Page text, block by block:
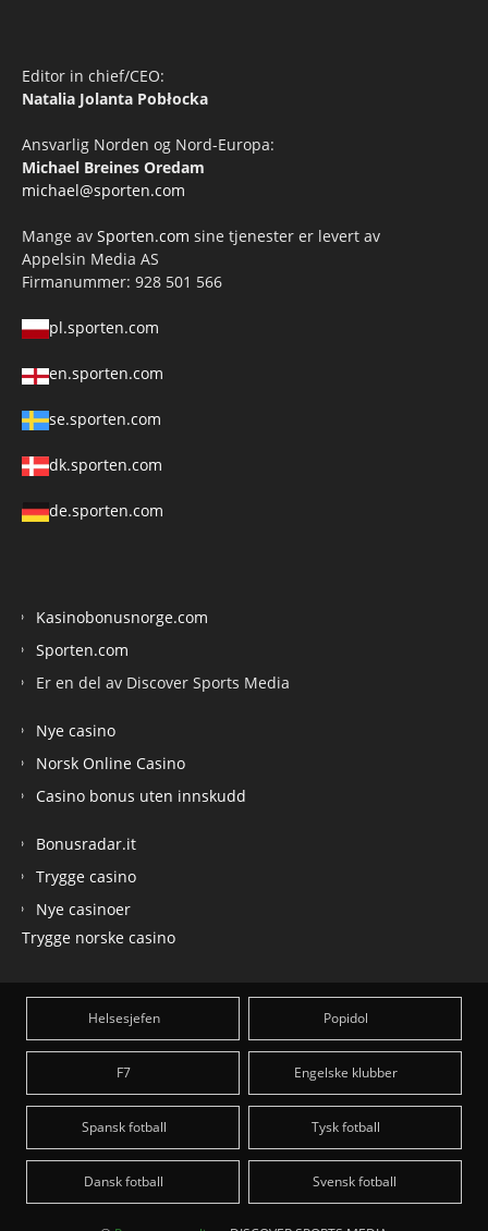
Editor in chief/CEO:
Natalia Jolanta Pobłocka
Ansvarlig Norden og Nord-Europa:
Michael Breines Oredam
michael@sporten.com
Mange av Sporten.com sine tjenester er levert av
Appelsin Media AS
Firmanummer: 928 501 566
pl.sporten.com
en.sporten.com
se.sporten.com
dk.sporten.com
de.sporten.com
Kasinobonusnorge.com
Sporten.com
Er en del av Discover Sports Media
Nye casino
Norsk Online Casino
Casino bonus uten innskudd
Bonusradar.it
Trygge casino
Nye casinoer
Trygge norske casino
Helsesjefen Popidol
F7 Engelske klubber
Spansk fotball Tysk fotball
Dansk fotball Svensk fotball